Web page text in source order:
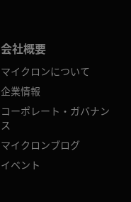
会社概要
マイクロンについて
企業情報
コーポレート・ガバナン
ス
マイクロンブログ
イベント